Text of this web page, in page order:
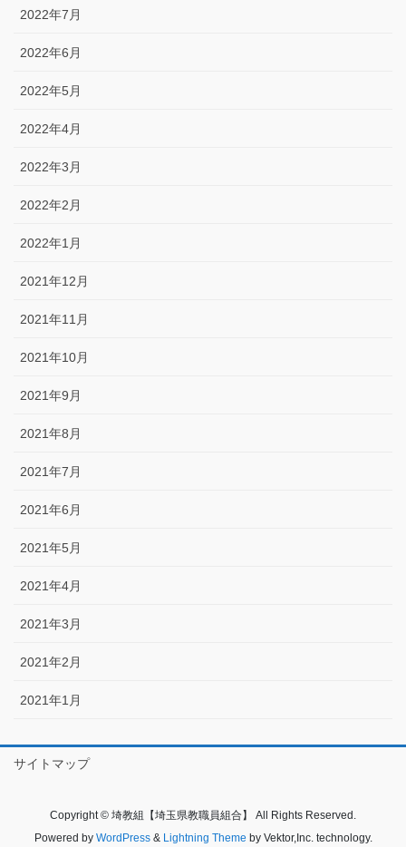
2022年7月
2022年6月
2022年5月
2022年4月
2022年3月
2022年2月
2022年1月
2021年12月
2021年11月
2021年10月
2021年9月
2021年8月
2021年7月
2021年6月
2021年5月
2021年4月
2021年3月
2021年2月
2021年1月
サイトマップ
Copyright © 埼教組【埼玉県教職員組合】 All Rights Reserved.
Powered by WordPress& Lightning Theme by Vektor,Inc. technology.